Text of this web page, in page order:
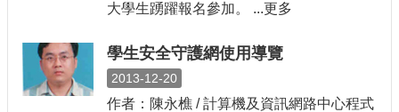
刊
校
大學生踴躍報名參加。 ...更多
學生安全守護網使用導覽
2013-12-20
作者：陳永樵 / 計算機及資訊網路中心程式